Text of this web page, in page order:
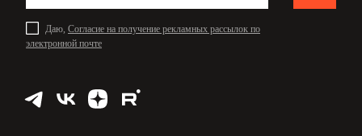
Даю, Согласие на получение рекламных рассылок по
электронной почте